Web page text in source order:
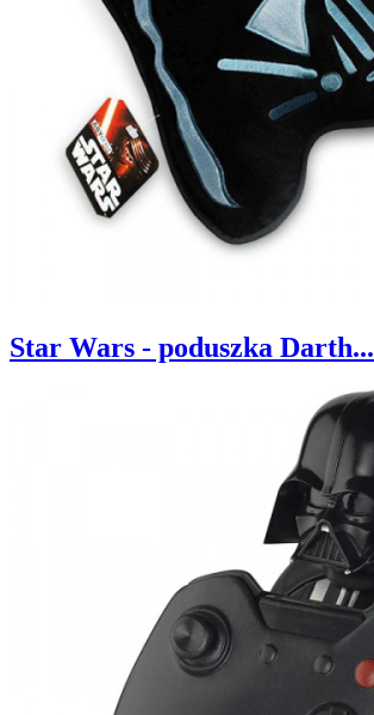
Star Wars - poduszka Darth...